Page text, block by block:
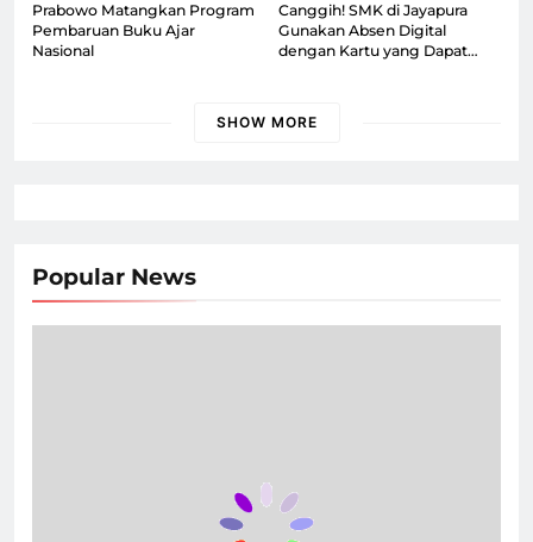
Prabowo Matangkan Program
Pembaruan Buku Ajar
Nasional
Canggih! SMK di Jayapura
Gunakan Absen Digital
dengan Kartu yang Dapat
SHOW MORE
Popular News